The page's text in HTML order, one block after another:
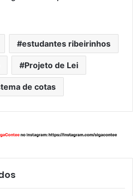
estudantes ribeirinhos
Projeto de Lei
de cotas